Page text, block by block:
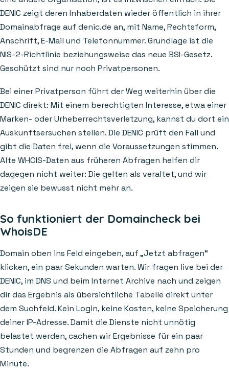
DENIC zeigt deren Inhaberdaten wieder öffentlich in ihrer
Domainabfrage auf denic.de an, mit Name, Rechtsform,
Anschrift, E-Mail und Telefonnummer. Grundlage ist die
NIS-2-Richtlinie beziehungsweise das neue BSI-Gesetz.
Geschützt sind nur noch Privatpersonen.
Bei einer Privatperson führt der Weg weiterhin über die
DENIC direkt: Mit einem berechtigten Interesse, etwa einer
Marken- oder Urheberrechtsverletzung, kannst du dort ein
Auskunftsersuchen stellen. Die DENIC prüft den Fall und
gibt die Daten frei, wenn die Voraussetzungen stimmen.
Alte WHOIS-Daten aus früheren Abfragen helfen dir
dagegen nicht weiter: Die gelten als veraltet, und wir
zeigen sie bewusst nicht mehr an.
So funktioniert der Domaincheck bei
WhoisDE
Domain oben ins Feld eingeben, auf „Jetzt abfragen“
klicken, ein paar Sekunden warten. Wir fragen live bei der
DENIC, im DNS und beim Internet Archive nach und zeigen
dir das Ergebnis als übersichtliche Tabelle direkt unter
dem Suchfeld. Kein Login, keine Kosten, keine Speicherung
deiner IP-Adresse. Damit die Dienste nicht unnötig
belastet werden, cachen wir Ergebnisse für ein paar
Stunden und begrenzen die Abfragen auf zehn pro
Minute.